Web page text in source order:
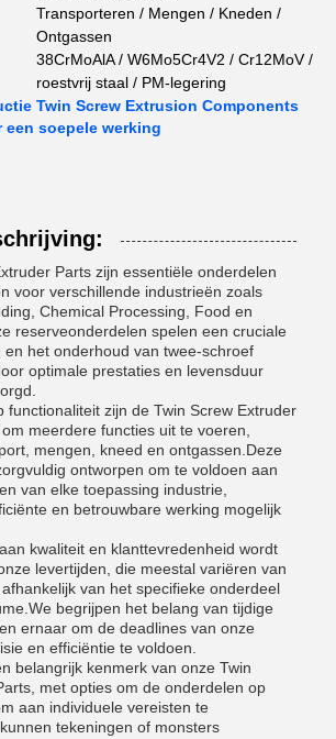
Transporteren / Mengen / Kneden /
Ontgassen
38CrMoAlA / W6Mo5Cr4V2 / Cr12MoV /
roestvrij staal / PM-legering
Twin Screw Extrusion Components
een soepele werking
Parts zijn essentiële onderdelen
voor verschillende industrieën zoals
Chemical Processing, Food en
reserveonderdelen spelen een cruciale
en het onderhoud van twee-schroef
optimale prestaties en levensduur
functionaliteit zijn de Twin Screw Extruder
meerdere functies uit te voeren,
mengen, kneed en ontgassen.Deze
ontworpen om te voldoen aan
van elke toepassing industrie,
en betrouwbare werking mogelijk
kwaliteit en klanttevredenheid wordt
levertijden, die meestal variëren van
van het specifieke onderdeel
begrijpen het belang van tijdige
ernaar om de deadlines van onze
en efficiëntie te voldoen.
belangrijk kenmerk van onze Twin
met opties om de onderdelen op
aan individuele vereisten te
tekeningen of monsters